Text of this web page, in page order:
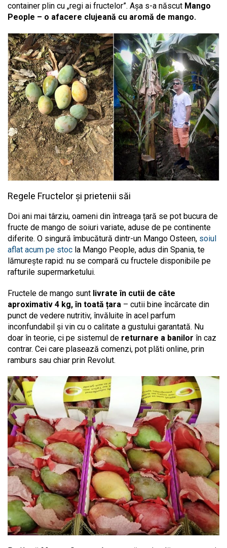
container plin cu „regi ai fructelor”. Așa s-a născut Mango
People – o afacere clujeană cu aromă de mango.
Regele Fructelor și prietenii săi
Doi ani mai târziu, oameni din întreaga țară se pot bucura de
fructe de mango de soiuri variate, aduse de pe continente
diferite. O singură îmbucătură dintr-un Mango Osteen, soiul
aflat acum pe stoc la Mango People, adus din Spania, te
lămurește rapid: nu se compară cu fructele disponibile pe
rafturile supermarketului.
Fructele de mango sunt livrate în cutii de câte
aproximativ 4 kg, în toată țara – cutii bine încărcate din
punct de vedere nutritiv, învăluite în acel parfum
inconfundabil și vin cu o calitate a gustului garantată. Nu
doar în teorie, ci pe sistemul de returnare a banilor în caz
contrar. Cei care plasează comenzi, pot plăti online, prin
ramburs sau chiar prin Revolut.